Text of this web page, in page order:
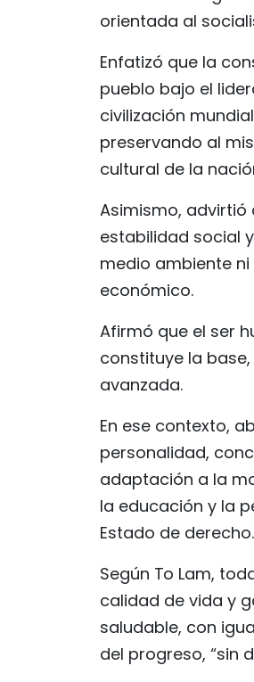
orientada al
Enfatizó que la
pueblo bajo el
civilización
preservando al
cultural de la
Asimismo,
estabilidad social
medio ambiente
económico.
Afirmó que el ser
constituye la
avanzada.
En ese contexto,
personalidad,
adaptación a la
la educación y la
Estado de derecho.
Según To Lam,
calidad de vida y
saludable, con
del progreso, “sin